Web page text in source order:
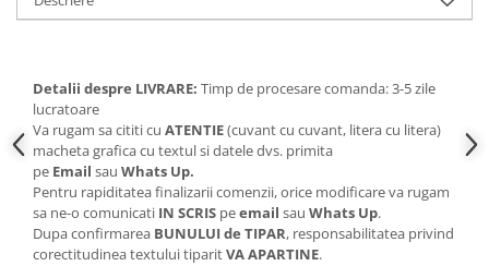
Detalii despre LIVRARE: Timp de procesare comanda: 3-5 zile
lucratoare
Va rugam sa cititi cu ATENTIE(cuvant cu cuvant, litera cu litera)
macheta grafica cu textul si datele dvs. primita
pe Email sau Whats Up.
Pentru rapiditatea finalizarii comenzii, orice modificare va rugam
sa ne-o comunicati IN SCRIS peemail sau Whats Up.
Dupa confirmarea BUNULUI de TIPAR, responsabilitatea privind
corectitudinea textului tiparitVA APARTINE.